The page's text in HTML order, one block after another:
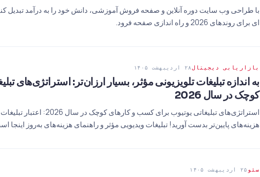
با طراحی وب سایت دوره آنلاین و صفحه فروش آموزشی، دانش خود را به درآمد تبدیل
ای برای روندهای 2026 و راه اندازی صفحه فرود.
بازاریابی دیجیتال۲۸ اردیبهشت ۱۴۰۵
به اندازه تبلیغات تلویزیونی مؤثر، بسیار ارزان‌تر: استراتژی‌های
کوچک در سال 2026
استراتژی‌های تبلیغاتی یوتیوب برای کسب و
هزینه‌های پایین‌تر بدست آورید! تبلیغات ویدیویی مؤثر و راهنمای هزینه‌های به‌روز اینجا
سئو ۲۵ اردیبهشت ۱۴۰۵